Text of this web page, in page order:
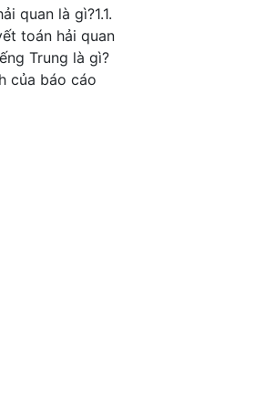
quan là gì?1.1.
toán hải quan
Trung là gì?
của báo cáo